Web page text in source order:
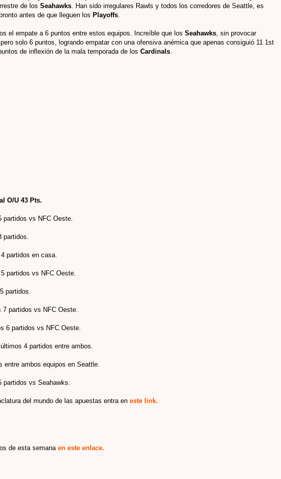
de los Seahawks . Han sido irregulares Rawls y todos los corredores de Seattle, es
antes de que lleguen los Playoffs
el empate a 6 puntos entre estos equipos. Increíble que los Seahawks , sin provocar
solo 6 puntos, logrando empatar con una ofensiva anémica que apenas consiguió 11 1st
de inflexión de la mala temporada de los Cardinals
O/U 43 Pts.
partidos vs NFC Oeste.
partidos.
partidos en casa.
partidos vs NFC Oeste.
partidos
7 partidos vs NFC Oeste
6 partidos vs NFC Oeste.
4 partidos entre ambos.
entre ambos equipos en Seattle.
partidos vs Seahawks.
del mundo de las apuestas entra en este link.
de esta semana en este enlace.